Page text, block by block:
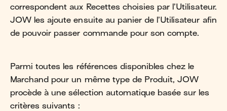
correspondent aux Recettes choisies par l’Utilisateur.
JOW les ajoute ensuite au panier de l’Utilisateur afin
de pouvoir passer commande pour son compte.
Parmi toutes les références disponibles chez le
Marchand pour un même type de Produit, JOW
procède à une sélection automatique basée sur les
critères suivants :